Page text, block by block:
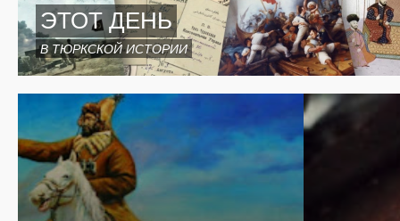
ЭТОТ ДЕНЬ
В ТЮРКСКОЙ ИСТОРИИ